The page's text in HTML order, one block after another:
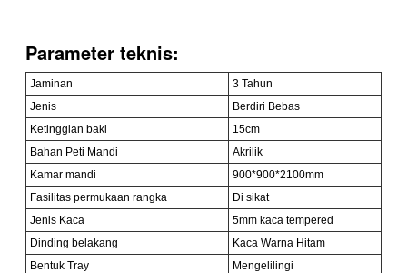
Parameter teknis:
Jaminan
3 Tahun
Jenis
Berdiri Bebas
Ketinggian baki
15cm
Bahan Peti Mandi
Akrilik
Kamar mandi
900*900*2100mm
Fasilitas permukaan rangka
Di sikat
Jenis Kaca
5mm kaca tempered
Dinding belakang
Kaca Warna Hitam
Bentuk Tray
Mengelilingi